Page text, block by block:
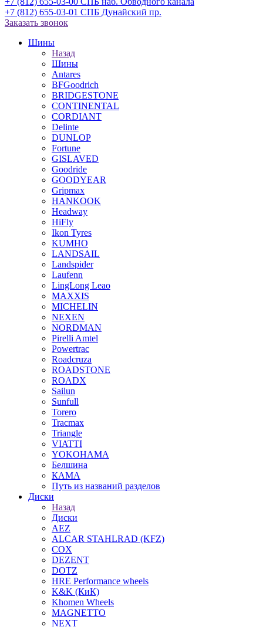
+7 (812) 655-03-01 СПБ Дунайский пр.
Заказать звонок
Шины
Назад
Шины
Antares
BFGoodrich
BRIDGESTONE
CONTINENTAL
CORDIANT
Delinte
DUNLOP
Fortune
GISLAVED
Goodride
GOODYEAR
Gripmax
HANKOOK
Headway
HiFly
Ikon Tyres
KUMHO
LANDSAIL
Landspider
Laufenn
LingLong Leao
MAXXIS
MICHELIN
NEXEN
NORDMAN
Pirelli Amtel
Powertrac
Roadcruza
ROADSTONE
ROADX
Sailun
Sunfull
Torero
Tracmax
Triangle
VIATTI
YOKOHAMA
Белшина
КАМА
Путь из названий разделов
Диски
Назад
Диски
AEZ
ALCAR STAHLRAD (KFZ)
COX
DEZENT
DOTZ
HRE Performance wheels
K&K (КиК)
Khomen Wheels
MAGNETTO
NEXT